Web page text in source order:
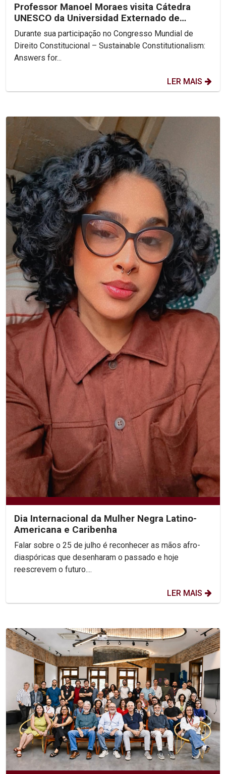
Professor Manoel Moraes visita Cátedra
UNESCO da Universidad Externado de
Colombia
Durante sua participação no Congresso Mundial de
Direito Constitucional – Sustainable Constitutionalism:
Answers for...
LER MAIS
Dia Internacional da Mulher Negra Latino-
Americana e Caribenha
Falar sobre o 25 de julho é reconhecer as mãos afro-
diaspóricas que desenharam o passado e hoje
reescrevem o futuro....
LER MAIS